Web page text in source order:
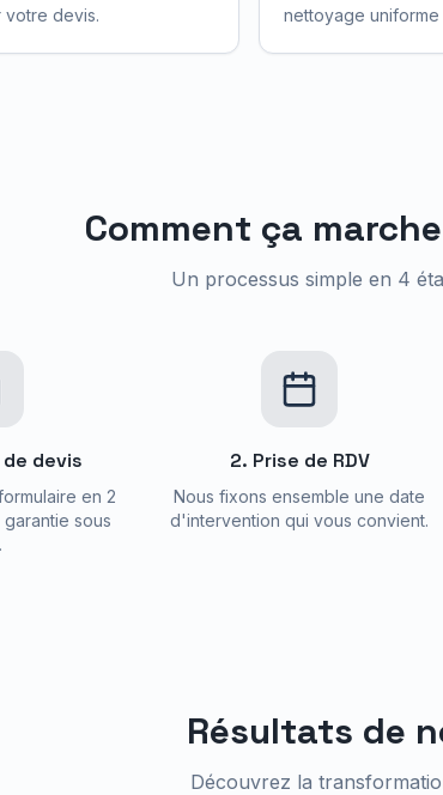
devis.
nettoyage
Comment ça
Un processus simple en 4
de devis
en 2
sous
2. Prise de RDV
Nous fixons ensemble une date
d'intervention qui vous convient.
Résultats de
Découvrez la